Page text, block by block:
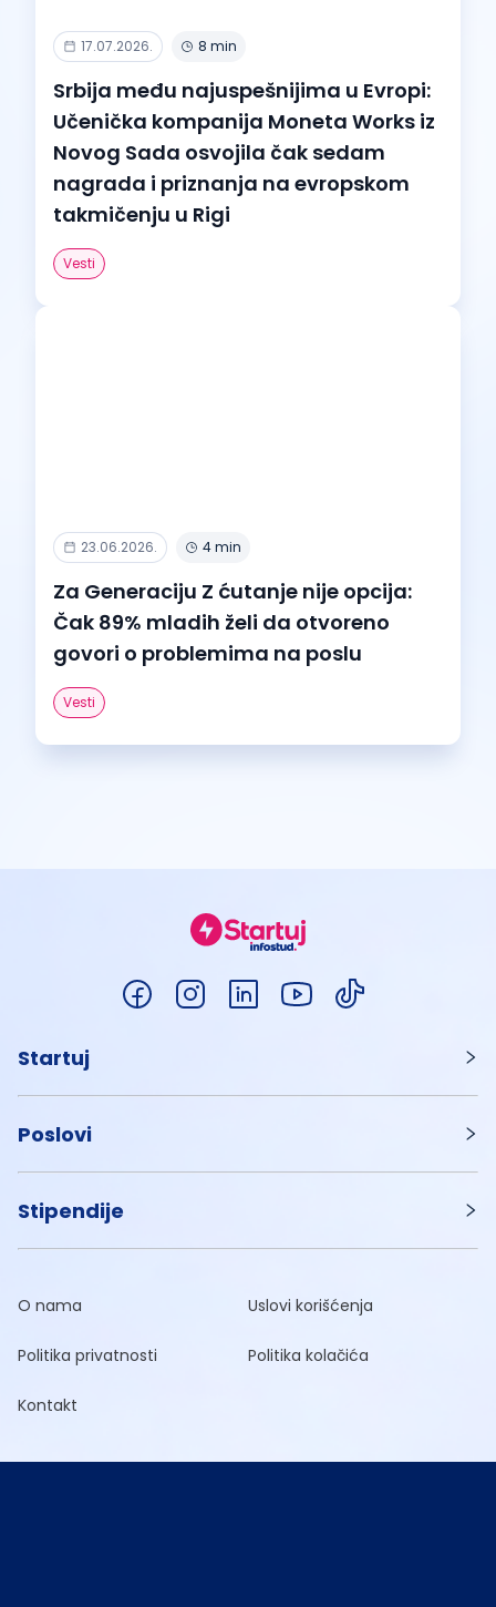
17.07.2026. 8 min
Srbija među najuspešnijima u Evropi:
Učenička kompanija Moneta Works iz
Novog Sada osvojila čak sedam
nagrada i priznanja na evropskom
takmičenju u Rigi
Vesti
23.06.2026. 4 min
Za Generaciju Z ćutanje nije opcija:
Čak 89% mladih želi da otvoreno
govori o problemima na poslu
Vesti
Startuj
Poslovi
Stipendije
O nama Uslovi korišćenja
Politika privatnosti Politika kolačića
Kontakt